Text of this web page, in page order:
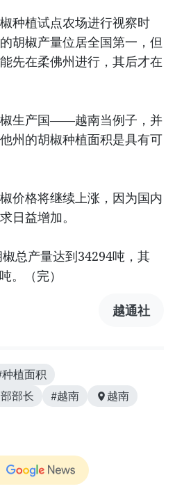
种植试点农场进行视察时
胡椒产量位居全国第一，但
先在柔佛州进行，其后才在
生产国——越南当例子，并
州的胡椒种植面积是具有可
价格将继续上涨，因为国内
日益增加。
总产量达到34294吨，其
。（完）
越通社
种植面积
部长
#越南 越南